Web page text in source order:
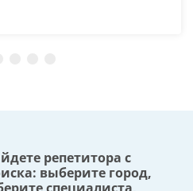
репетитора с
выберите город,